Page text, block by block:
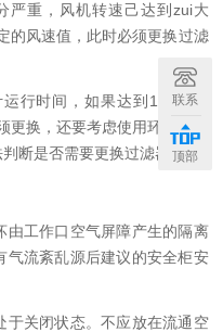
严重，风机转速己达到zui大
的风速值，此时必须更换过滤
时间，如果达到10000小
换，还要考虑使用环境的洁
断是否需要更换过滤器。
工作口空气屏障产生的隔离
气流紊乱源后建议的安全柜安
关闭状态。不应放在流通空
联系
顶部